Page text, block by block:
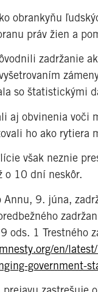
obrankyňu
práv žien a
zadržanie
so štatistickými
aj obvinenia voči
ho ako rytiera
však neznie
o 10 dní neskôr.
Annu, 9. júna,
ods. 1 Trestného
en/
government-